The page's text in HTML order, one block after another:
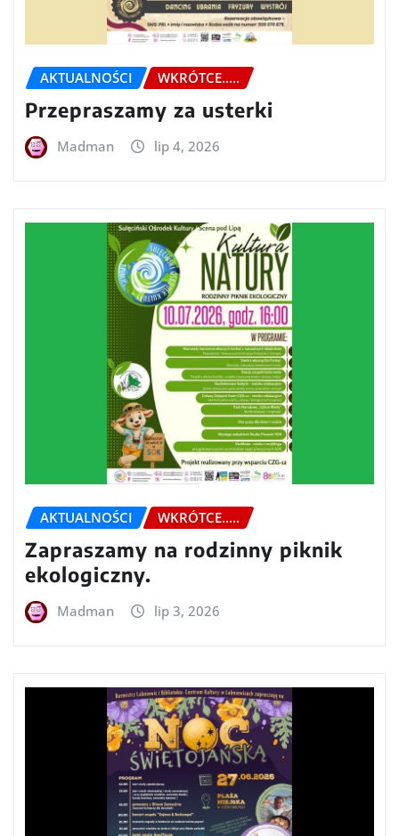
AKTUALNOŚCI WKRÓTCE.....
Przepraszamy za usterki
Madman lip 4, 2026
AKTUALNOŚCI WKRÓTCE.....
Zapraszamy na rodzinny piknik
ekologiczny.
Madman lip 3, 2026